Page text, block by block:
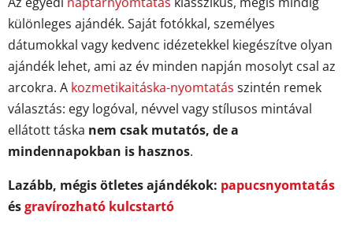
különleges ajándék. Saját fotókkal, személyes
dátumokkal vagy kedvenc idézetekkel kiegészítve olyan
ajándék lehet, ami az év minden napján mosolyt csal az
arcokra. A kozmetikaitáska-nyomtatás szintén remek
választás: egy logóval, névvel vagy stílusos mintával
ellátott táska nem csak mutatós, de a
mindennapokban is hasznos.
Lazább, mégis ötletes ajándékok: papucsnyomtatás
ésgravírozható kulcstartó